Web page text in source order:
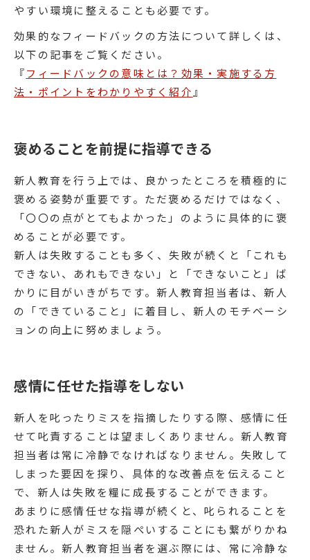
やすい環境に整えることも必要です。
効果的なフィードバックの方法について詳しくは、
以下の記事をご覧ください。
『フィードバックの意味とは？効果・実施する方
法・ポイントをわかりやすく紹介』
褒めることを前提に指導できる
新人教育を行う上では、良かったところを積極的に
褒める姿勢が重要です。ただ褒めるだけではなく、
「〇〇の点がとてもよかった」のように具体的に褒
めることが必要です。
新人は失敗することも多く、失敗が続くと「これも
できない、あれもできない」と「できないこと」ば
かりに目がいきがちです。新人教育担当者は、新人
の「できていること」に着目し、新人のモチベーシ
ョンの向上に努めましょう。
感情に任せた指導をしない
新人を叱ったりミスを指摘したりする際、感情に任
せて叱責することは望ましくありません。新人教育
担当者は常に冷静でなければなりません。失敗して
しまった要因を探り、具体的な改善点を伝えること
で、新人は失敗を糧に成長することができます。
あまりに感情任せな指導が続くと、叱られることを
恐れた新人がミスを隠ぺいすることにも繋がりかね
ません。新人教育担当者を選ぶ際には、常に冷静な